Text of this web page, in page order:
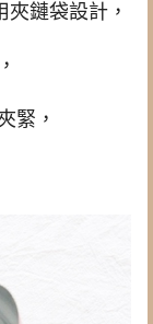
鏈袋設計，
緊，